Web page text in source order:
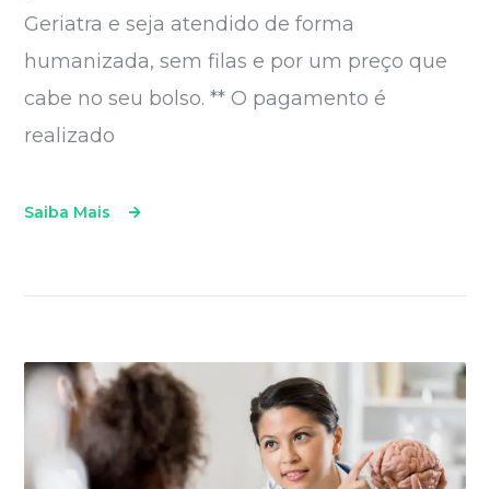
Geriatra e seja atendido de forma
humanizada, sem filas e por um preço que
cabe no seu bolso. ** O pagamento é
realizado
Saiba Mais